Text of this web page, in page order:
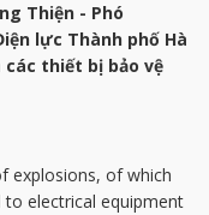
Thiện - Phó
lực Thành phố Hà
thiết bị bảo vệ
explosions, of which
electrical equipment